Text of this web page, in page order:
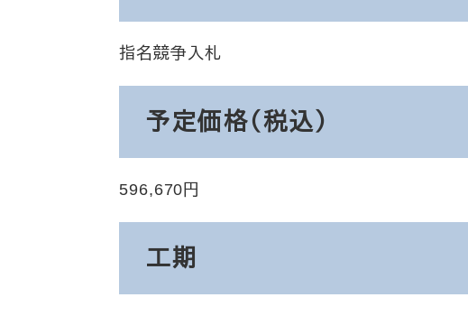
指名競争入札
予定価格（税込）
596,670
工期